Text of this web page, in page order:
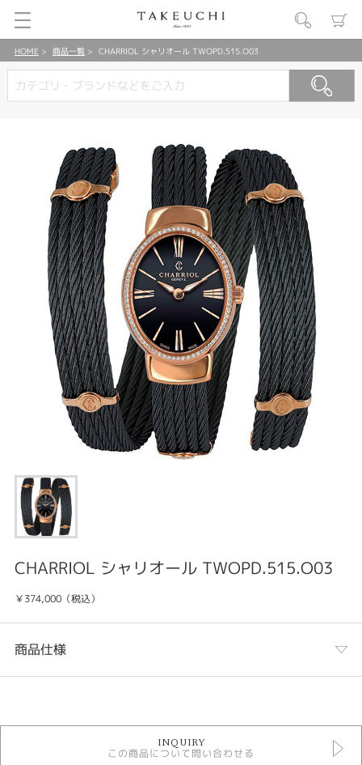
HOME 商品一覧 CHARRIOL シャリオール TWOPD.515.O03
CHARRIOL シャリオール TWOPD.515.O03
￥374,000（税込）
商品仕様
時計
INQUIRY
この商品について問い合わせる